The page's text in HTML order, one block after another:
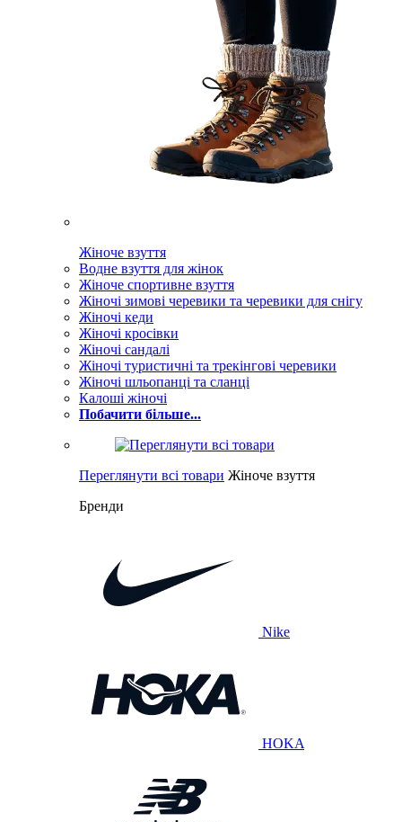
Жіноче взуття
Водне взуття для жінок
Жіноче спортивне взуття
Жіночі зимові черевики та черевики для снігу
Жіночі кеди
Жіночі кросівки
Жіночі сандалі
Жіночі туристичні та трекінгові черевики
Жіночі шльопанці та сланці
Калоші жіночі
Побачити більше...
Переглянути всі товари Жіноче взуття
Бренди
Nike
HOKA